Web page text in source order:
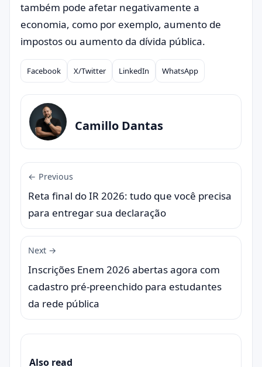
também pode afetar negativamente a
economia, como por exemplo, aumento de
impostos ou aumento da dívida pública.
Compartilhar
Facebook X/Twitter LinkedIn WhatsApp
Camillo Dantas
← Previous
Reta final do IR 2026: tudo que você precisa
para entregar sua declaração
Next →
Inscrições Enem 2026 abertas agora com
cadastro pré-preenchido para estudantes
da rede pública
Also read